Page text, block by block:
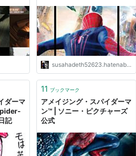
susahadeth52623.hatenablog.com
ダーマ
記
11 ブックマーク
アメイジング・スパイダーマ
ン™ | ソニー・ピクチャーズ
公式